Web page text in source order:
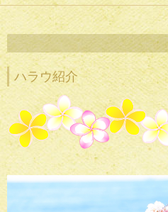
ハラウ紹介